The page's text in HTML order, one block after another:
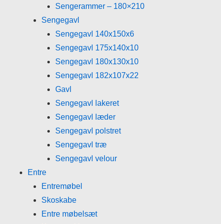
Sengerammer – 180×210
Sengegavl
Sengegavl 140x150x6
Sengegavl 175x140x10
Sengegavl 180x130x10
Sengegavl 182x107x22
Gavl
Sengegavl lakeret
Sengegavl læder
Sengegavl polstret
Sengegavl træ
Sengegavl velour
Entre
Entremøbel
Skoskabe
Entre møbelsæt